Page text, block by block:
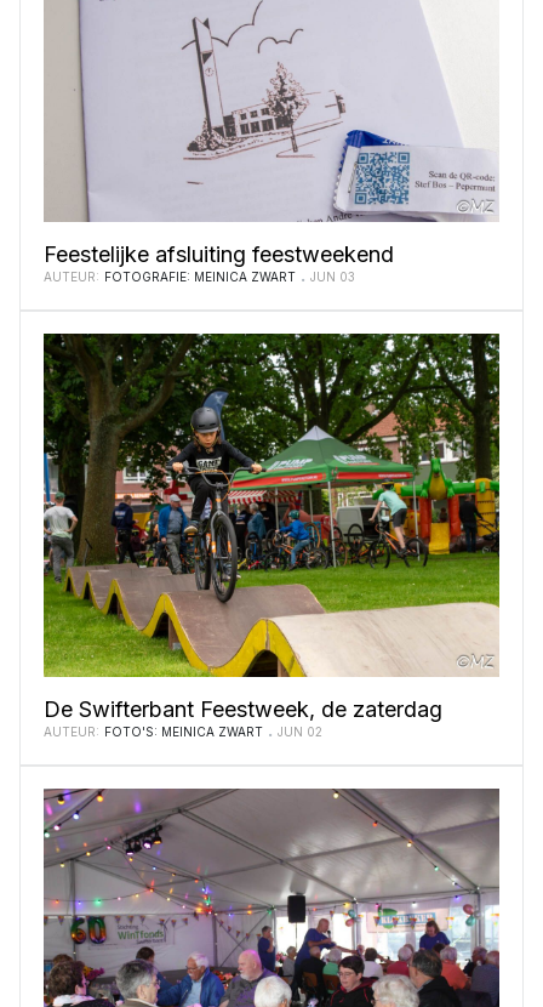
Feestelijke afsluiting feestweekend
AUTEUR: FOTOGRAFIE: MEINICA ZWART JUN 03
De Swifterbant Feestweek, de zaterdag
AUTEUR: FOTO'S: MEINICA ZWART JUN 02